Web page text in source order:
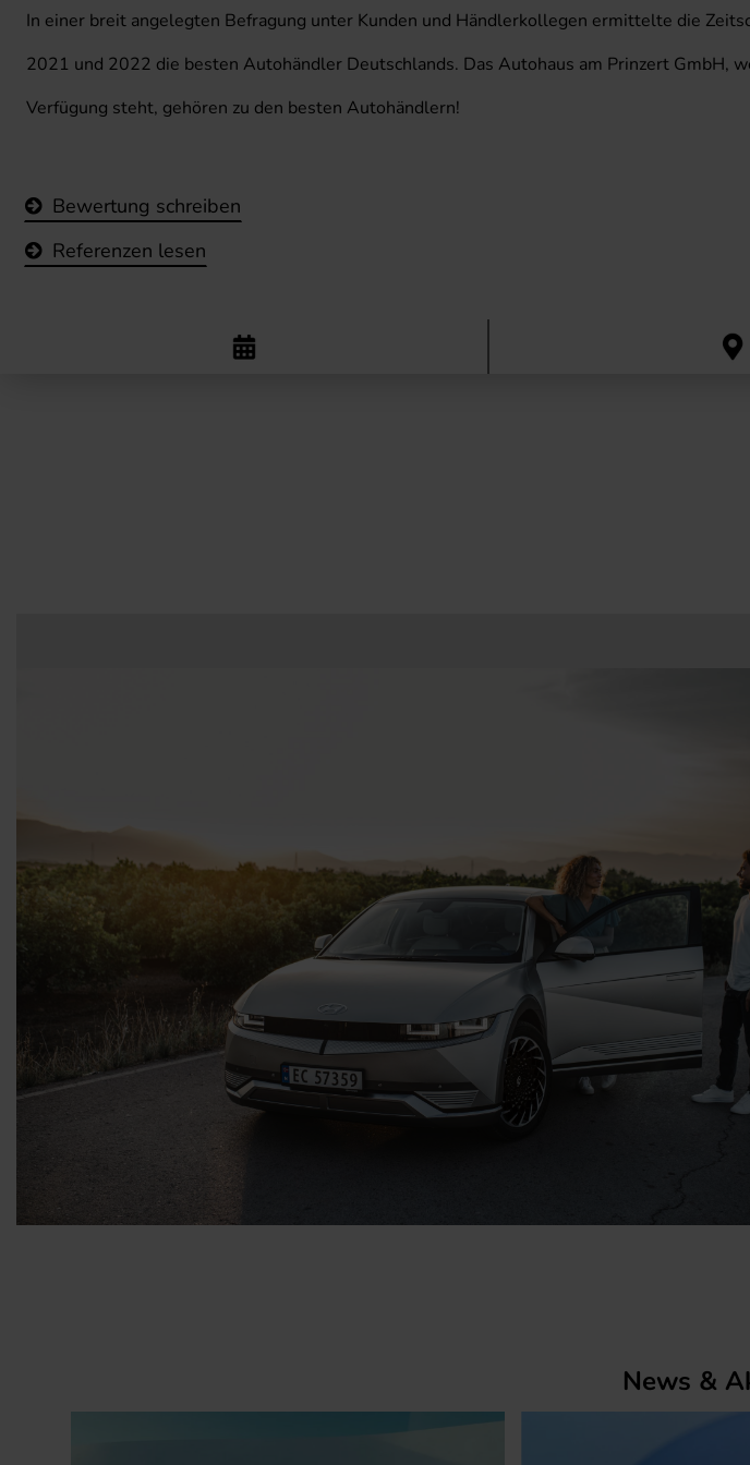
In einer breit angelegten Befragung unter Kunden und Händlerkollegen ermittelte die
2021 und 2022 die besten Autohändler Deutschlands. Das Autohaus am Prinzert GmbH,
Verfügung steht, gehören zu den besten Autohändlern!
Bewertung schreiben
Referenzen lesen
News &